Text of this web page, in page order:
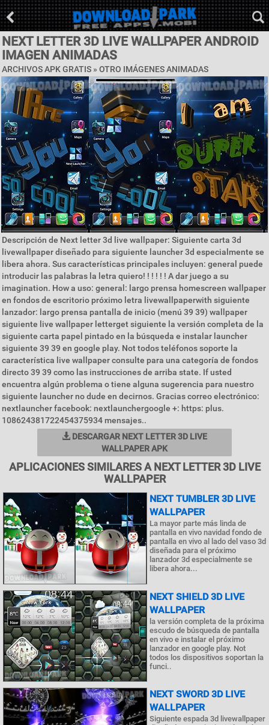
NEXT LETTER 3D LIVE WALLPAPER ANDROID
IMAGEN ANIMADAS
ARCHIVOS APK GRATIS » OTRO IMÁGENES ANIMADAS
Descripción de Next letter 3d live wallpaper: Siguiente carta 3d
livewallpaper diseñado para siguiente launcher 3d especialmente se
libera ahora. Sus características principales incluyen: general puede
introducir las palabras la letra quiero! ! ! ! ! ! A dar juego a su
imagination. How a uso: general: largo prensa homescreen wallpaper
en fondos de escritorio próximo letra livewallpaperwith siguiente
lanzador: largo prensa pantalla de inicio (menú 39 39) wallpaper
siguiente live wallpaper letterget siguiente la versión completa de la
siguiente carta papel pintado en la búsqueda e instalar launcher
siguiente 39 39 en google play. Not todos teléfonos soporte la
característica live wallpaper consulte para una categoría de fondos
directo 39 39 como las instrucciones de arriba state. If usted
encuentra algún problema o tiene alguna sugerencia para nuestro
siguiente launcher no dude en decirnos. Gracias correo electrónico:
nextlauncher facebook: nextlaunchergoogle +: https: plus.
108624381722454375934 mensajes..
DESCARGAR NEXT LETTER 3D LIVE
WALLPAPER APK
APLICACIONES SIMILARES A NEXT LETTER 3D LIVE
WALLPAPER
NEXT TUMBLER 3D LIVE
WALLPAPER
La mayor parte más linda de
pantalla en vivo navidad fondo de
pantalla en vivo al lado del vaso 3d
diseñada para el próximo
lanzador 3d especialmente se
libera ahora...
NEXT SHIELD 3D LIVE
WALLPAPER
la versión completa de la próxima
escudo de búsqueda de pantalla
en vivo e instalar el próximo
lanzador en google play. Not
todos los dispositivos soportan la
funci..
NEXT SWORD 3D LIVE
WALLPAPER
Siguiente espada 3d livewallpaper